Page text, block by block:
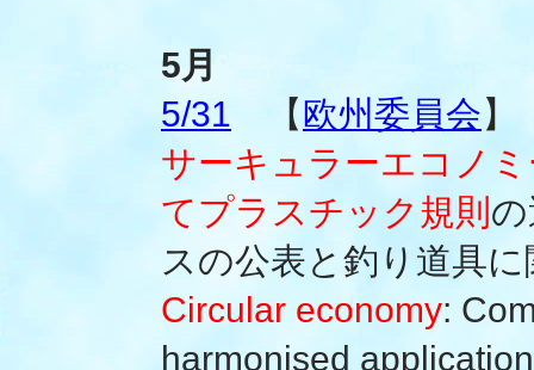
5月
5/31 【欧州委員会】
サーキュラーエコノ
てプラスチック規則
スの公表と釣り道具
Circular economy:
harmonised